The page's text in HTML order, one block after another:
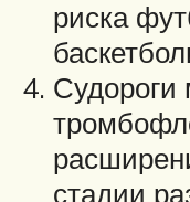
риска
Судороги
стадии